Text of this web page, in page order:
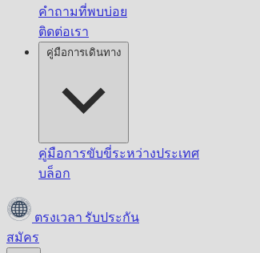
คำถามที่พบบ่อย
ติดต่อเรา
คู่มือการเดินทาง
คู่มือการขับขี่ระหว่างประเทศ
บล็อก
ตรงเวลา รับประกัน
สมัคร